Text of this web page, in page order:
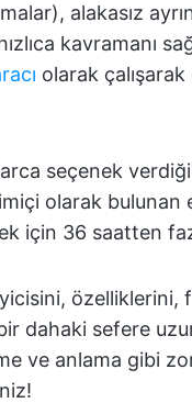
alakasız
kavramanı
olarak
seçenek
olarak bulunan
için 36 saatten
özelliklerini,
dahaki sefere
ve anlama gibi